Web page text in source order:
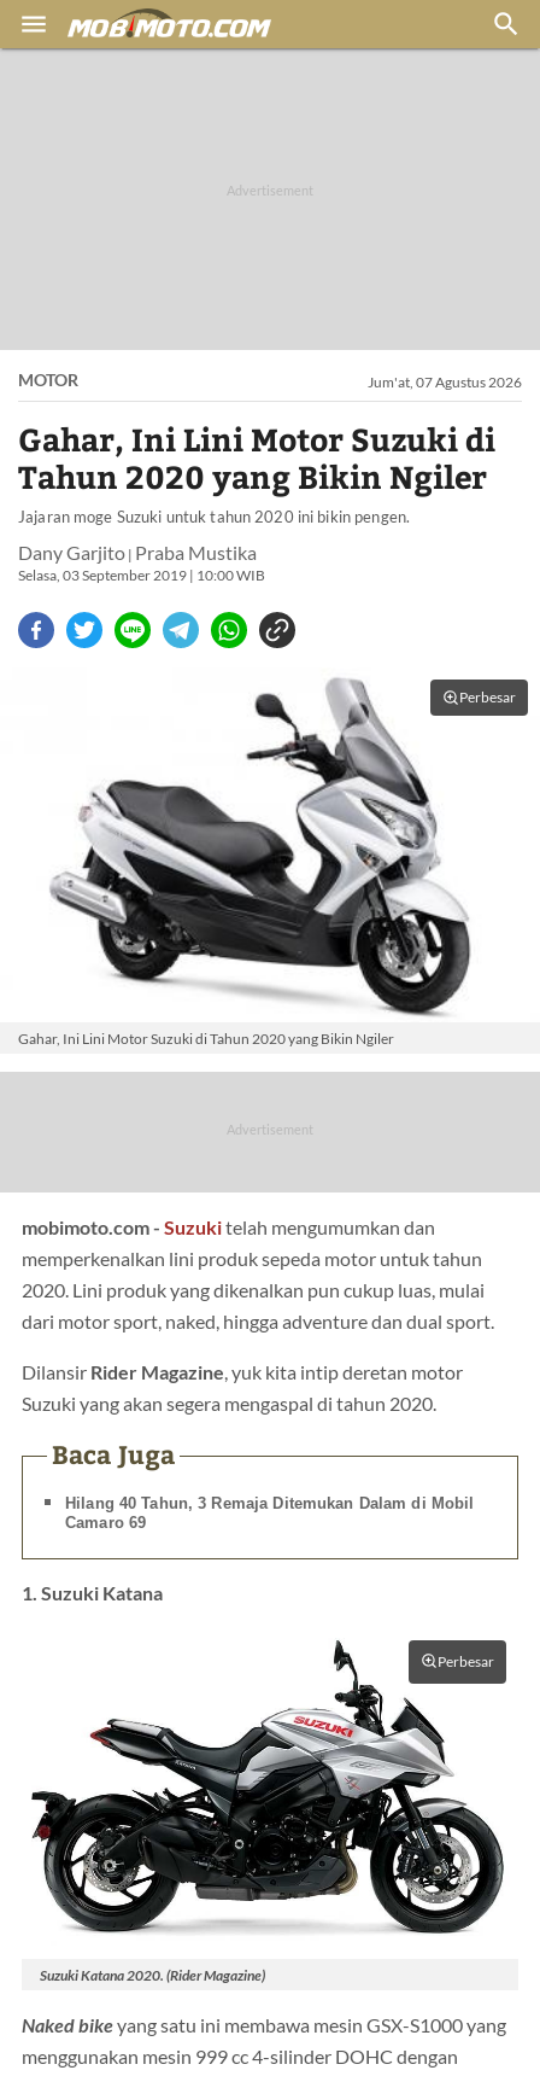
 
MOTOR Jum'at, 07 Agustus 2026
Gahar, Ini Lini Motor Suzuki di
Tahun 2020 yang Bikin Ngiler
Jajaran moge Suzuki untuk tahun 2020 ini bikin pengen.
Dany Garjito | Praba Mustika
Selasa, 03 September 2019 | 10:00 WIB
Perbesar
Gahar, Ini Lini Motor Suzuki di Tahun 2020 yang Bikin Ngiler
mobimoto.com - Suzukitelah mengumumkan dan
memperkenalkan lini produk sepeda motor untuk tahun
2020. Lini produk yang dikenalkan pun cukup luas, mulai
dari motor sport, naked, hingga adventure dan dual sport.
Dilansir Rider Magazine , yuk kita intip deretan motor
Suzuki yang akan segera mengaspal di tahun 2020.
Baca Juga
Hilang 40 Tahun, 3 Remaja Ditemukan Dalam di Mobil
Camaro 69
1. Suzuki Katana
Perbesar
Suzuki Katana 2020. (Rider Magazine)
Naked bikeyang satu ini membawa mesin GSX-S1000 yang
menggunakan mesin 999 cc 4-silinder DOHC dengan